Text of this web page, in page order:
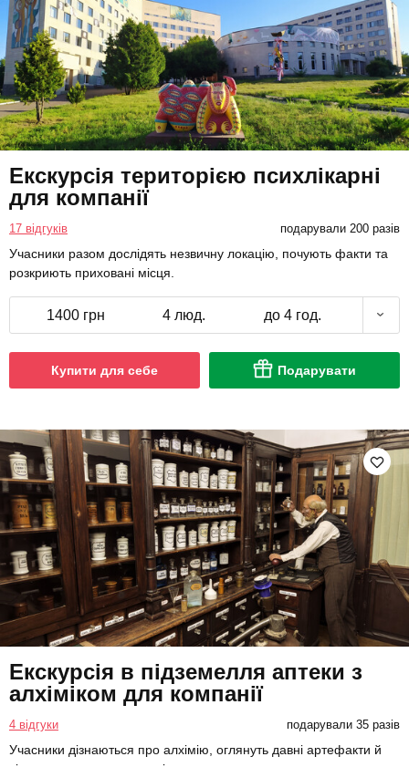
Екскурсія територією психлікарні
для компанії
17 відгуків подарували 200 разів
Учасники разом дослідять незвичну локацію, почують факти та
розкриють приховані місця.
1400 грн 4 люд. до 4 год.
Купити для себе Подарувати
Екскурсія в підземелля аптеки з
алхіміком для компанії
4 відгуки подарували 35 разів
Учасники дізнаються про алхімію, оглянуть давні артефакти й